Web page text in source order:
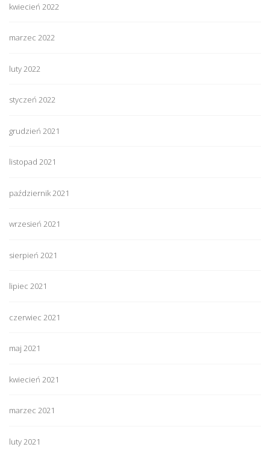
kwiecień 2022
marzec 2022
luty 2022
styczeń 2022
grudzień 2021
listopad 2021
październik 2021
wrzesień 2021
sierpień 2021
lipiec 2021
czerwiec 2021
maj 2021
kwiecień 2021
marzec 2021
luty 2021